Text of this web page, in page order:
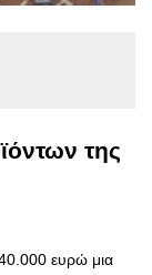
της
ευρώ μια